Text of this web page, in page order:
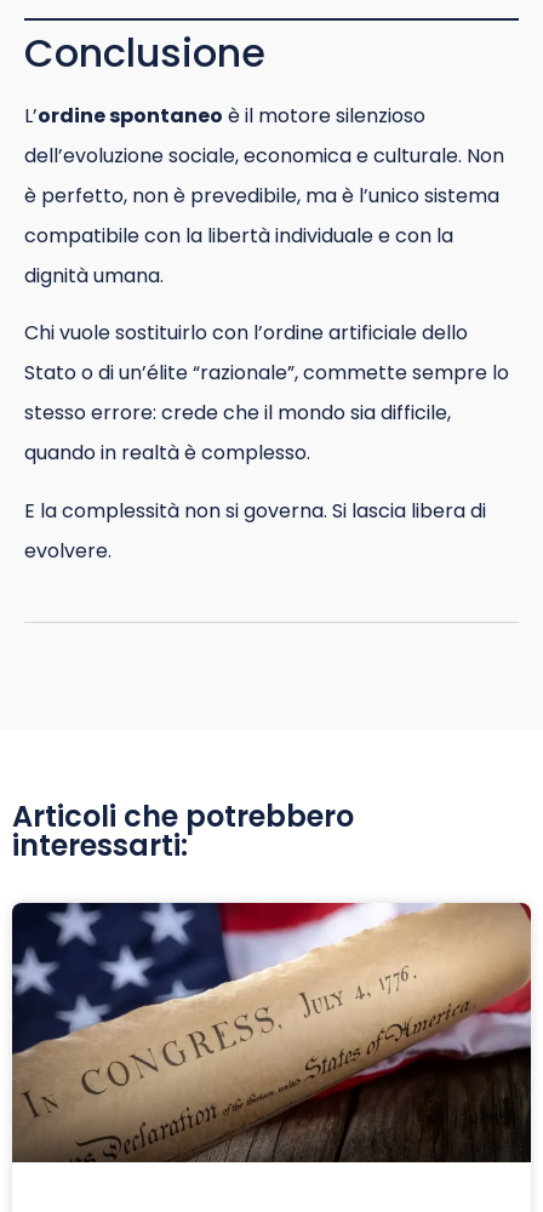
Conclusione
L’ordine spontaneo è il motore silenzioso
dell’evoluzione sociale, economica e culturale. Non
è perfetto, non è prevedibile, ma è l’unico sistema
compatibile con la libertà individuale e con la
dignità umana.
Chi vuole sostituirlo con l’ordine artificiale dello
Stato o di un’élite “razionale”, commette sempre lo
stesso errore: crede che il mondo sia difficile,
quando in realtà è complesso.
E la complessità non si governa. Si lascia libera di
evolvere.
Articoli che potrebbero
interessarti: